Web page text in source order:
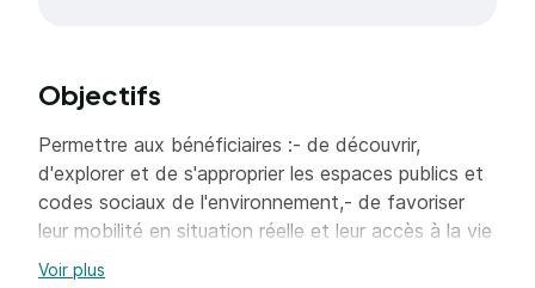
Objectifs
Permettre aux bénéficiaires :- de découvrir,
d'explorer et de s'approprier les espaces publics et
codes sociaux de l'environnement,- de favoriser
leur mobilité en situation réelle et leur accès à la vie
culturelle,- de développer leurs compétences dans
Voir plus